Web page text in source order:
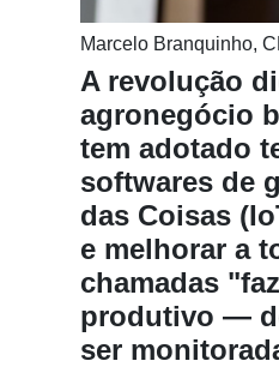
Agricultura
Precisão
Robótica
Conectividade
Marcelo Branquinho,
A revolução
agronegócio
tem adotado
softwares de
das Coisas
e melhorar a
chamadas
produtivo —
ser